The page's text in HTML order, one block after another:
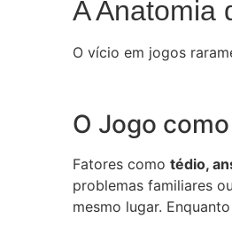
A Anatomia
O vício em jogos
O Jogo
Fatores como tédio,
problemas familiares
mesmo lugar.